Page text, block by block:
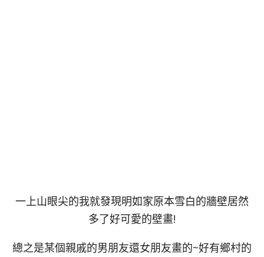
一上山眼尖的我就發現明如家原本雪白的牆壁居然
多了好可愛的壁畫!
總之是某個親戚的男朋友還女朋友畫的~好有鄉村的